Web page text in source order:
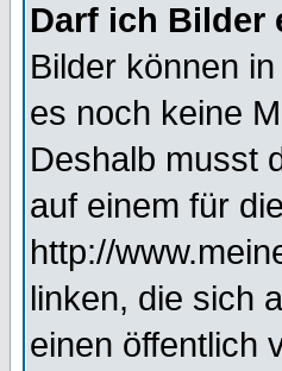
Darf ich Bilder
Bilder können
es noch keine
Deshalb musst
auf einem für
http://
linken, die sich
einen öffentlich